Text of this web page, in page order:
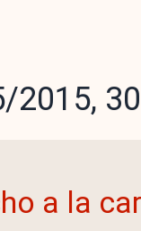
2015,
a la